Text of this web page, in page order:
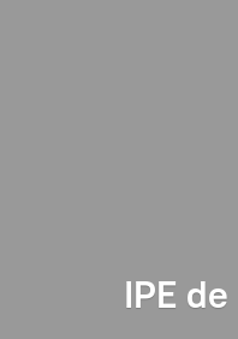
IPE de